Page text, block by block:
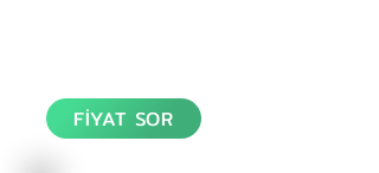
FİYAT SOR